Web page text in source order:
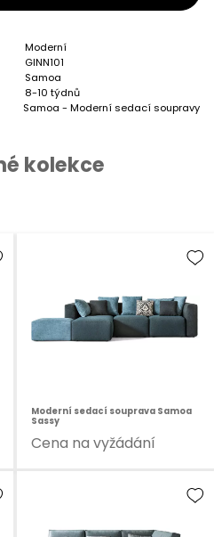
Moderní
GINN101
Samoa
8-10 týdnů
Samoa - Moderní sedací soupravy
kolekce
Moderní sedací souprava Samoa
Sassy
Cena na vyžádání